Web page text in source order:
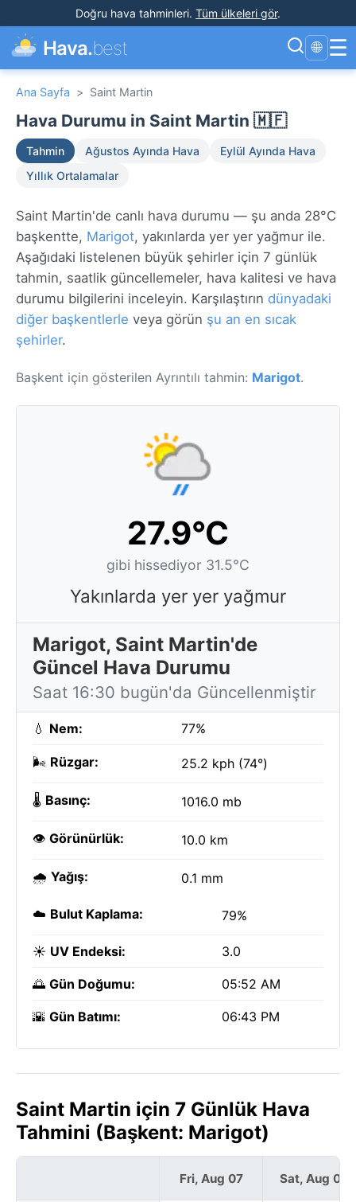
Doğru hava tahminleri. Tüm ülkeleri gör.
Hava.best 🌐 ☰
Ana Sayfa > Saint Martin
Hava Durumu in Saint Martin 🇲🇫
Tahmin Ağustos Ayında Hava
Eylül Ayında Hava
Yıllık Ortalamalar
Saint Martin'de canlı hava durumu — şu anda 28°C
başkentte, Marigot, yakınlarda yer yer yağmur ile.
Aşağıdaki listelenen büyük şehirler için 7 günlük
tahmin, saatlik güncellemeler, hava kalitesi ve hava
durumu bilgilerini inceleyin. Karşılaştırın dünyadaki
diğer başkentlerle veya görün şu an en sıcak
şehirler.
Başkent için gösterilen Ayrıntılı tahmin: Marigot.
27.9°C
gibi hissediyor 31.5°C
Yakınlarda yer yer yağmur
Marigot, Saint Martin'de
Güncel Hava Durumu
Saat 16:30 bugün'da Güncellenmiştir
💧 Nem: 77%
🌬️ Rüzgar: 25.2 kph (74°)
🌡️ Basınç: 1016.0 mb
👁️ Görünürlük: 10.0 km
🌧️ Yağış: 0.1 mm
☁️ Bulut Kaplama: 79%
☀️ UV Endeksi: 3.0
🌅 Gün Doğumu: 05:52 AM
🌇 Gün Batımı: 06:43 PM
Saint Martin için 7 Günlük Hava
Tahmini (Başkent: Marigot)
Fri, Aug 07 Sat, Aug 08